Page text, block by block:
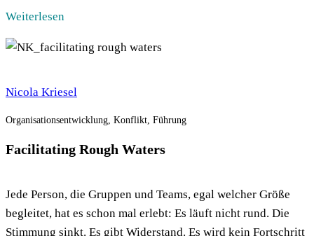
Mitarbeitenden einer Wohlfahrtsorganisation gehalten, den
Weiterlesen
Nicola Kriesel
Organisationsentwicklung, Konflikt, Führung
Facilitating Rough Waters
Jede Person, die Gruppen und Teams, egal welcher Größe
begleitet, hat es schon mal erlebt: Es läuft nicht rund. Die
Stimmung sinkt. Es gibt Widerstand. Es wird kein Fortschritt